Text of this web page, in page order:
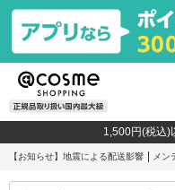
1,500円(税込)
【お知らせ】 地震による配送影響 メン